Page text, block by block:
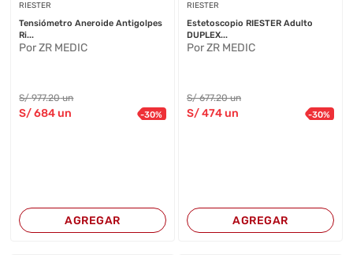
RIESTER
Tensiómetro Aneroide Antigolpes
Ri...
Por ZR MEDIC
S/977.20 un
S/684 un -30%
AGREGAR
RIESTER
Estetoscopio RIESTER Adulto
DUPLEX...
Por ZR MEDIC
S/677.20 un
S/474un -30%
AGREGAR